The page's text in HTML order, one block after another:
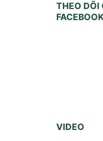
THEO DÕI
VIDEO